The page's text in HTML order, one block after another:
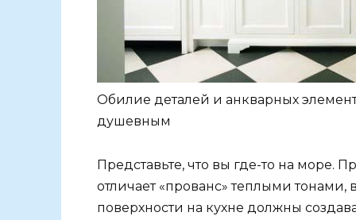
Обилие деталей и анкварных
душевным
Представьте, что вы где-то на море.
отличает «прованс» теплыми
поверхности на кухне должны